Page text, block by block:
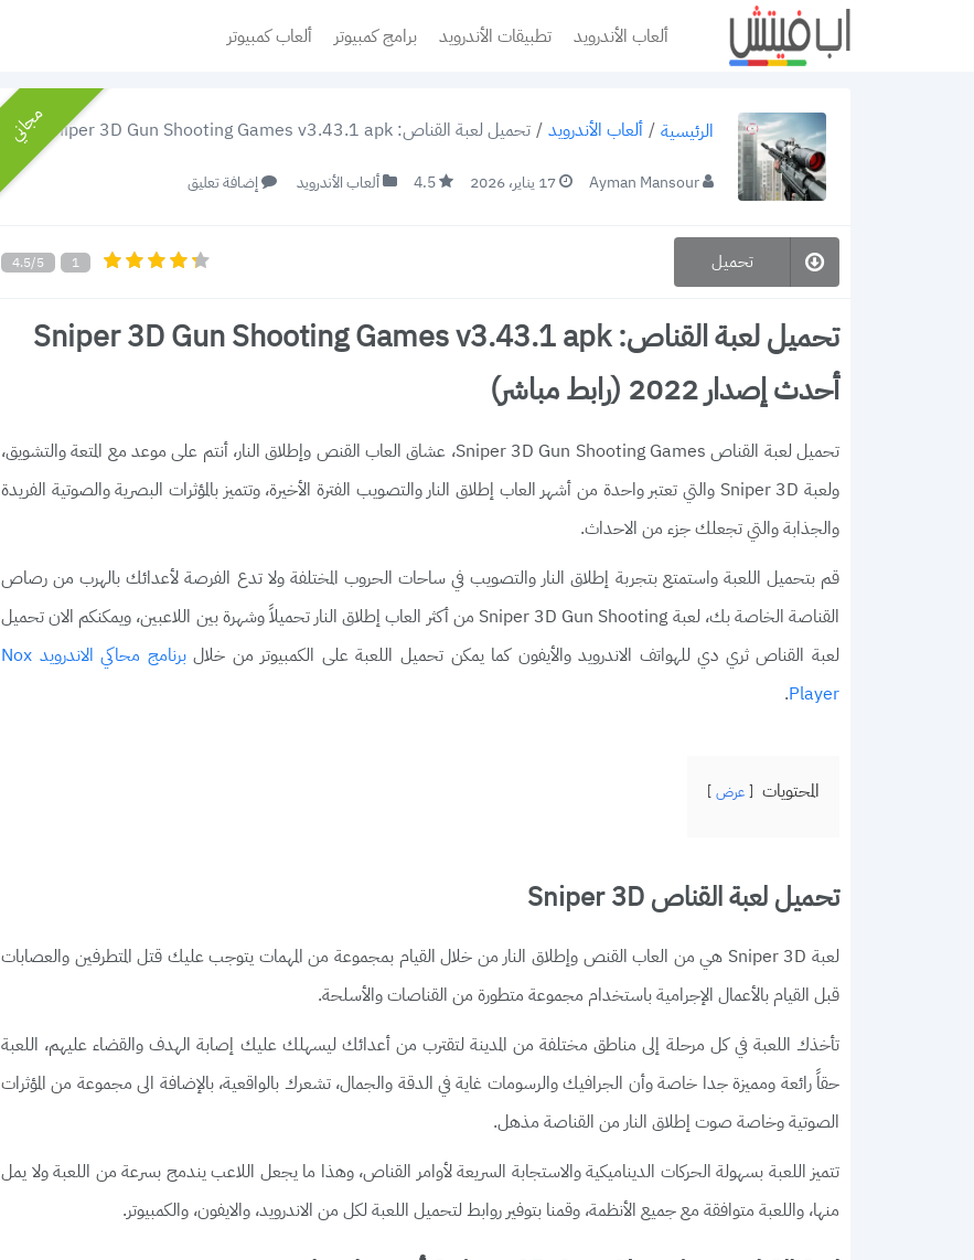
ألعاب الأندرويد تطبيقات الأندرويد برامج كمبيوتر ألعاب كمبيوتر
الرئيسية / ألعاب الأندرويد / تحميل لعبة القناص: Sniper 3D Gun Shooting Games v3.43.1 apk أحدث إصدار 2022 (رابط مباشر)
Ayman Mansour 17 يناير، 2026 4.5 ألعاب الأندرويد إضافة تعليق
مجاني
4.5/5 1 تحميل
تحميل لعبة القناص: Sniper 3D Gun Shooting Games v3.43.1 apk
أحدث إصدار 2022 (رابط مباشر)
تحميل لعبة القناص Sniper 3D Gun Shooting Games، عشاق العاب القنص وإطلاق النار، أنتم على موعد مع المتعة والتشويق،
ولعبة Sniper 3D والتي تعتبر واحدة من أشهر العاب إطلاق النار والتصويب الفترة الأخيرة، وتتميز بالمؤثرات البصرية والصوتية الفريدة
والجذابة والتي تجعلك جزء من الاحداث.
قم بتحميل اللعبة واستمتع بتجربة إطلاق النار والتصويب في ساحات الحروب المختلفة ولا تدع الفرصة لأعدائك بالهرب من رصاص
القناصة الخاصة بك، لعبة Sniper 3D Gun Shooting من أكثر العاب إطلاق النار تحميلاً وشهرة بين اللاعبين، ويمكنكم الان تحميل
لعبة القناص ثري دي للهواتف الاندرويد والأيفون كما يمكن تحميل اللعبة على الكمبيوتر من خلال
برنامج محاكي الاندرويد Nox
Player
.
المحتويات عرض
تحميل لعبة القناص Sniper 3D
لعبة Sniper 3D هي من العاب القنص وإطلاق النار من خلال القيام بمجموعة من المهمات يتوجب عليك قتل المتطرفين والعصابات
قبل القيام بالأعمال الإجرامية باستخدام مجموعة متطورة من القناصات والأسلحة.
تأخذك اللعبة في كل مرحلة إلى مناطق مختلفة من المدينة لتقترب من أعدائك ليسهلك عليك إصابة الهدف والقضاء عليهم، اللعبة
حقاً رائعة ومميزة جدا خاصة وأن الجرافيك والرسومات غاية في الدقة والجمال، تشعرك بالواقعية، بالإضافة الى مجموعة من المؤثرات
الصوتية وخاصة صوت إطلاق النار من القناصة مذهل.
تتميز اللعبة بسهولة الحركات الديناميكية والاستجابة السريعة لأوامر القناص، وهذا ما يجعل اللاعب يندمج بسرعة من اللعبة ولا يمل
منها، واللعبة متوافقة مع جميع الأنظمة، وقمنا بتوفير روابط لتحميل اللعبة لكل من الاندرويد، والايفون، والكمبيوتر.